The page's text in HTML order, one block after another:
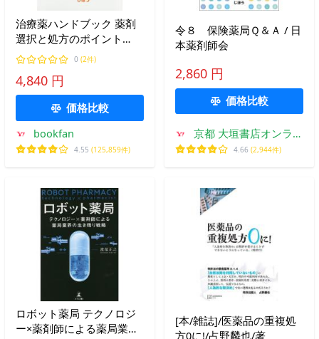
治療薬ハンドブック 薬剤
選択と処方のポイント
2017/高久史麿/堀正二/菅
野健太郎
0 (2件)
4,840 円
価格比較
bookfan
4.55 (125,859件)
令８ 保険薬局Ｑ＆Ａ / 日
本薬剤師会
2,860 円
価格比較
京都 大垣書店オンライ
ン
4.66 (2,944件)
ロボット薬局 テクノロジ
ー×薬剤師による薬局業界
[本/雑誌]/医薬品の重複処
方0に!/占野麟也/著